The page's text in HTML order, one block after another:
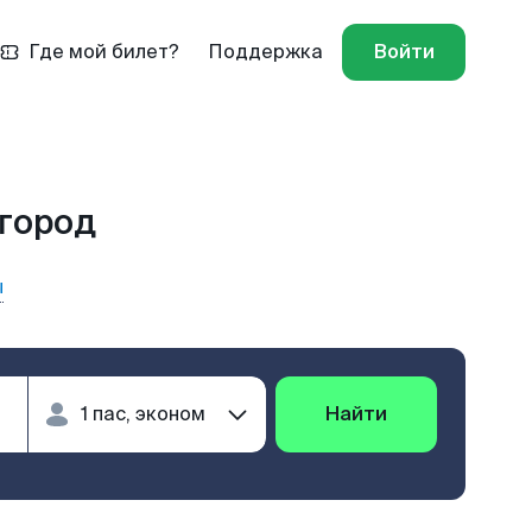
Где мой билет? Поддержка Войти
Найти